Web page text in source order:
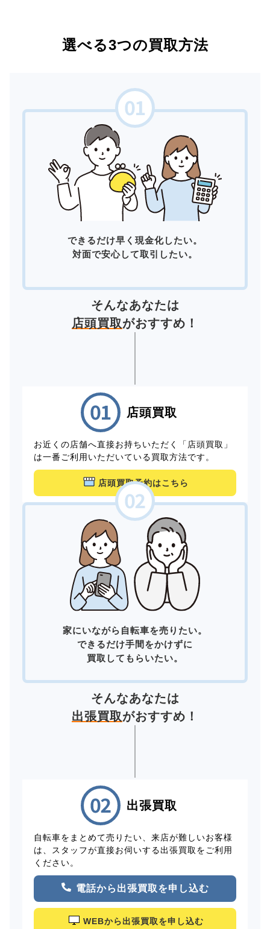
選べる3つの買取方法
できるだけ早く現金化したい。
対面で安心して取引したい。
そんなあなたは
店頭買取がおすすめ！
店頭買取
お近くの店舗へ直接お持ちいただく「店頭買取」
は一番ご利用いただいている買取方法です。
店頭買取予約はこちら
家にいながら自転車を売りたい。
できるだけ手間をかけずに
買取してもらいたい。
そんなあなたは
出張買取がおすすめ！
出張買取
自転車をまとめて売りたい、来店が難しいお客様
は、スタッフが直接お伺いする出張買取をご利用
ください。
電話から出張買取を申し込む
WEBから出張買取を申し込む